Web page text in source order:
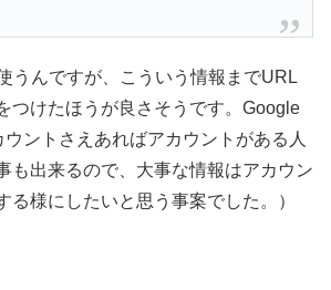
うんですが、こういう情報までURL
つけたほうが良さそうです。Google
ントさえあればアカウントがある人
も出来るので、大事な情報はアカウン
る様にしたいと思う事案でした。）